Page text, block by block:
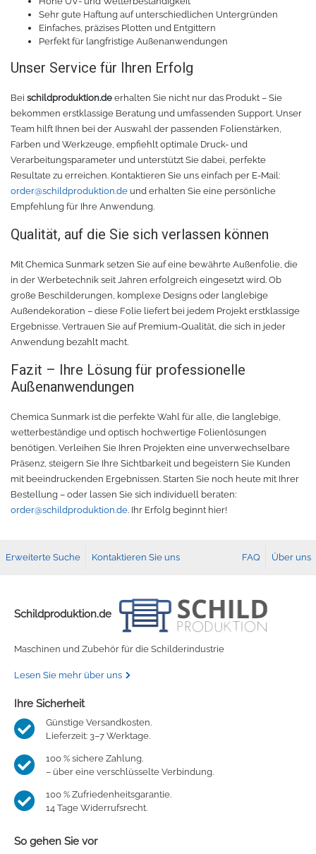
Solar Silber
Palisade
Farbkarte
Sublimationsmedien
Filament für 3D-Druck
PLA
ABS
TPU
Spezielle Filamente
Materialien für die Stickerei
Materialien für Laser
Finer
Acryl
Zubehör Schneideplotter
Zubehör für Brother-Schneideplotter
Tinte
Sublimationsfarbe
Solvent Tinte
Direct to Film Tinte
3D Drucker Zubehör
Verschiedenes 3D Drucker Zubehör
3D-Drucker Bauplatte
Sehr gute Haftung auf unterschiedlichen Untergründen
Einfaches, präzises Plotten und Entgittern
Perfekt für langfristige Außenanwendungen
Unser Service für Ihren Erfolg
Bei schildproduktion.de erhalten Sie nicht nur das Produkt – Sie
bekommen erstklassige Beratung und umfassenden Support. Unser
Team hilft Ihnen bei der Auswahl der passenden Folienstärken,
Farben und Werkzeuge, empfiehlt optimale Druck- und
Verarbeitungsparameter und unterstützt Sie dabei, perfekte
Resultate zu erreichen. Kontaktieren Sie uns einfach per E-Mail:
order@schildproduktion.de und erhalten Sie eine persönliche
Empfehlung für Ihre Anwendung.
Qualität, auf die Sie sich verlassen können
Mit Chemica Sunmark setzen Sie auf eine bewährte Außenfolie, die
in der Werbetechnik seit Jahren erfolgreich eingesetzt wird. Ob
große Beschilderungen, komplexe Designs oder langlebige
Außendekoration – diese Folie liefert bei jedem Projekt erstklassige
Ergebnisse. Vertrauen Sie auf Premium-Qualität, die sich in jeder
Anwendung bezahlt macht.
Fazit – Ihre Lösung für professionelle
Außenanwendungen
Chemica Sunmark ist die perfekte Wahl für alle, die langlebige,
wetterbeständige und optisch hochwertige Folienlösungen
benötigen. Verleihen Sie Ihren Projekten eine unverwechselbare
Präsenz, steigern Sie Ihre Sichtbarkeit und begeistern Sie Kunden
mit beeindruckenden Ergebnissen. Starten Sie noch heute mit Ihrer
Bestellung – oder lassen Sie sich individuell beraten:
order@schildproduktion.de. Ihr Erfolg beginnt hier!
Erweiterte Suche Kontaktieren Sie uns FAQ Über uns
Schildproduktion.de
Maschinen und Zubehör für die Schilderindustrie
Lesen Sie mehr über uns
Ihre Sicherheit
Günstige Versandkosten.
Lieferzeit: 3–7 Werktage.
100 % sichere Zahlung.
– über eine verschlüsselte Verbindung.
100 % Zufriedenheitsgarantie.
14 Tage Widerrufsrecht.
So gehen Sie vor